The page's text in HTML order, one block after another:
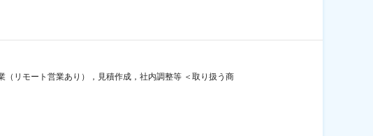
リモート営業あり），見積作成，社内調整等 ＜取り扱う商